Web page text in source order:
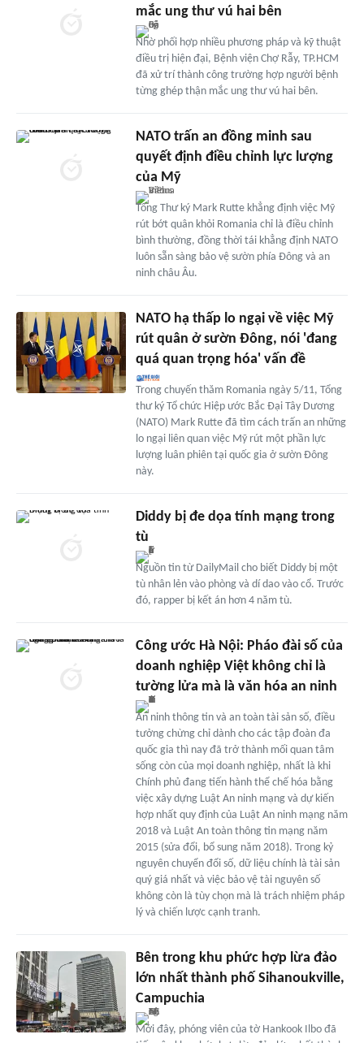
mắc ung thư vú hai bên
Nhờ phối hợp nhiều phương pháp và kỹ thuật
điều trị hiện đại, Bệnh viện Chợ Rẫy, TP.HCM
đã xử trí thành công trường hợp người bệnh
từng ghép thận mắc ung thư vú hai bên.
NATO trấn an đồng minh sau
quyết định điều chỉnh lực lượng
của Mỹ
Tổng Thư ký Mark Rutte khẳng định việc Mỹ
rút bớt quân khỏi Romania chỉ là điều chỉnh
bình thường, đồng thời tái khẳng định NATO
luôn sẵn sàng bảo vệ sườn phía Đông và an
ninh châu Âu.
NATO hạ thấp lo ngại về việc Mỹ
rút quân ở sườn Đông, nói 'đang
quá quan trọng hóa' vấn đề
Trong chuyến thăm Romania ngày 5/11, Tổng
thư ký Tổ chức Hiệp ước Bắc Đại Tây Dương
(NATO) Mark Rutte đã tìm cách trấn an những
lo ngại liên quan việc Mỹ rút một phần lực
lượng luân phiên tại quốc gia ở sườn Đông
này.
Diddy bị đe dọa tính mạng trong
tù
Nguồn tin từ DailyMail cho biết Diddy bị một
tù nhân lẻn vào phòng và dí dao vào cổ. Trước
đó, rapper bị kết án hơn 4 năm tù.
Công ước Hà Nội: Pháo đài số của
doanh nghiệp Việt không chỉ là
tường lửa mà là văn hóa an ninh
An ninh thông tin và an toàn tài sản số, điều
tưởng chừng chỉ dành cho các tập đoàn đa
quốc gia thì nay đã trở thành mối quan tâm
sống còn của mọi doanh nghiệp, nhất là khi
Chính phủ đang tiến hành thể chế hóa bằng
việc xây dựng Luật An ninh mạng và dự kiến
hợp nhất quy định của Luật An ninh mạng năm
2018 và Luật An toàn thông tin mạng năm
2015 (sửa đổi, bổ sung năm 2018). Trong kỷ
nguyên chuyển đổi số, dữ liệu chính là tài sản
quý giá nhất và việc bảo vệ tài nguyên số
không còn là tùy chọn mà là trách nhiệm pháp
lý và chiến lược cạnh tranh.
Bên trong khu phức hợp lừa đảo
lớn nhất thành phố Sihanoukville,
Campuchia
Mới đây, phóng viên của tờ Hankook Ilbo đã